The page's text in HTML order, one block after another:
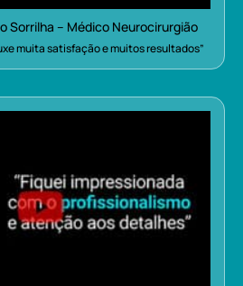
Sorrilha – Médico Neurocirurgião
muita satisfação e muitos resultados”